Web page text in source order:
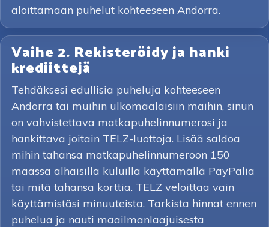
aloittamaan puhelut kohteeseen Andorra.
Vaihe 2. Rekisteröidy ja hanki
krediittejä
Tehdäksesi edullisia puheluja kohteeseen
Andorra tai muihin ulkomaalaisiin maihin, sinun
on vahvistettava matkapuhelinnumerosi ja
hankittava joitain TELZ-luottoja. Lisää saldoa
mihin tahansa matkapuhelinnumeroon 150
maassa alhaisilla kuluilla käyttämällä PayPalia
tai mitä tahansa korttia. TELZ veloittaa vain
käyttämistäsi minuuteista. Tarkista hinnat ennen
puhelua ja nauti maailmanlaajuisesta